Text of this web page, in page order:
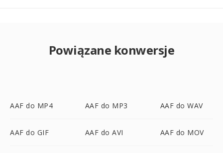
Powiązane konwersje
AAF do MP4 AAF do MP3 AAF do WAV
AAF do GIF AAF do AVI AAF do MOV